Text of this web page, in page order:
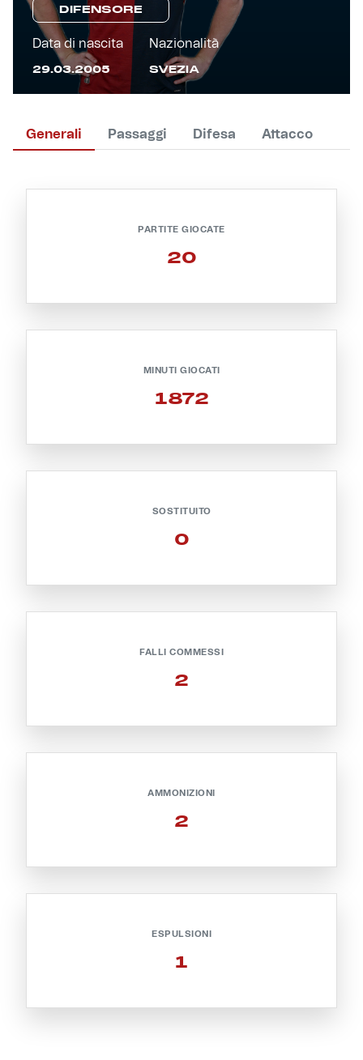
Primavera
Settore giovanile
Training
Pre Match
Sebago x Genoa
Robe di Kappa x Genoa
Fortissimo batte il mio cuor
DIFENSORE
Data di nascita
29.03.2005
Nazionalità
SVEZIA
Generali Passaggi Difesa Attacco
PARTITE GIOCATE
20
MINUTI GIOCATI
1872
SOSTITUITO
0
FALLI COMMESSI
2
AMMONIZIONI
2
ESPULSIONI
1